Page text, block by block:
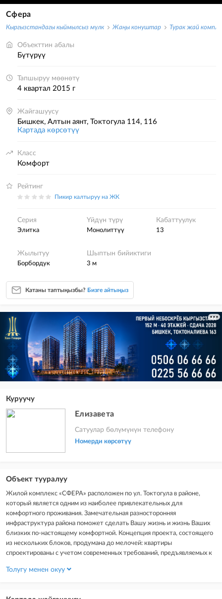
Сфера
Кыргызстандагы кыймылсыз мүлк Жаңы конуштар Турак жай
Объекттин абалы
бүтүрүү
Тапшыруу мөөнөтү
4 квартал 2015 г
Жайгашуусу
Бишкек, Алтын аянт, Токтогула 114, 116
Картада көрсөтүү
Класс
комфорт
Рейтинг
Пикир калтыруу на ЖК
Серия
элитка
Үйдүн түрү
монолиттүү
Кабаттуулук
13
Жылытуу
борбордук
Шыптын бийиктиги
3 м
Катаны таптыңызбы? Бизге айтыңыз
Куруучу
Елизавета
Сатуулар бөлүмүнүн телефону
Номерди көрсөтүү
Объект тууралуу
Жилой комплекс «СФЕРА» расположен по ул. Токтогула в районе,
который является одним из наиболее привлекательных для
комфортного проживания. Замечательная разносторонняя
инфраструктура района поможет сделать Вашу жизнь и жизнь Ваших
близких по-настоящему комфортной. Концепция проекта, состоящего
из нескольких блоков, продумана до мелочей: квартиры
спроектированы с учетом современных требований, предъявляемых к
Приятно удивят архитектурные решения внутреннего дворика и
Толугу менен окуу